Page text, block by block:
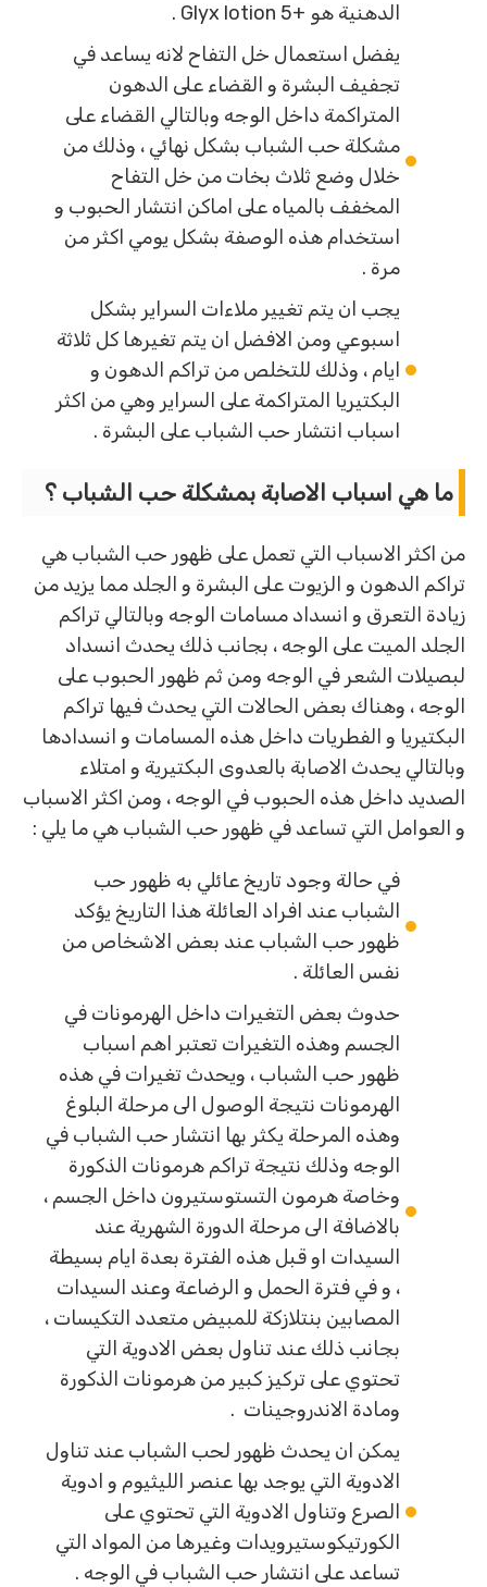
الدهنية هو +Glyx lotion 5 .
يفضل استعمال خل التفاح لانه يساعد في
تجفيف البشرة و القضاء على الدهون
المتراكمة داخل الوجه وبالتالي القضاء على
مشكلة حب الشباب بشكل نهائي ، وذلك من
خلال وضع ثلاث بخات من خل التفاح
المخفف بالمياه على اماكن انتشار الحبوب و
استخدام هذه الوصفة بشكل يومي اكثر من
مرة .
يجب ان يتم تغيير ملاءات السراير بشكل
اسبوعي ومن الافضل ان يتم تغيرها كل ثلاثة
ايام ، وذلك للتخلص من تراكم الدهون و
البكتيريا المتراكمة على السراير وهي من اكثر
اسباب انتشار حب الشباب على البشرة .
ما هي اسباب الاصابة بمشكلة حب الشباب ؟
من اكثر الاسباب التي تعمل على ظهور حب الشباب هي
تراكم الدهون و الزيوت على البشرة و الجلد مما يزيد من
زيادة التعرق و انسداد مسامات الوجه وبالتالي تراكم
الجلد الميت على الوجه ، بجانب ذلك يحدث انسداد
لبصيلات الشعر في الوجه ومن ثم ظهور الحبوب على
الوجه ، وهناك بعض الحالات التي يحدث فيها تراكم
البكتيريا و الفطريات داخل هذه المسامات و انسدادها
وبالتالي يحدث الاصابة بالعدوى البكتيرية و امتلاء
الصديد داخل هذه الحبوب في الوجه ، ومن اكثر الاسباب
و العوامل التي تساعد في ظهور حب الشباب هي ما يلي :
في حالة وجود تاريخ عائلي به ظهور حب
الشباب عند افراد العائلة هذا التاريخ يؤكد
ظهور حب الشباب عند بعض الاشخاص من
نفس العائلة .
حدوث بعض التغيرات داخل الهرمونات في
الجسم وهذه التغيرات تعتبر اهم اسباب
ظهور حب الشباب ، ويحدث تغيرات في هذه
الهرمونات نتيجة الوصول الى مرحلة البلوغ
وهذه المرحلة يكثر بها انتشار حب الشباب في
الوجه وذلك نتيجة تراكم هرمونات الذكورة
وخاصة هرمون التستوستيرون داخل الجسم ،
بالاضافة الى مرحلة الدورة الشهرية عند
السيدات او قبل هذه الفترة بعدة ايام بسيطة
، و في فترة الحمل و الرضاعة وعند السيدات
المصابين بنتلازكة للمبيض متعدد التكيسات ،
بجانب ذلك عند تناول بعض الادوية التي
تحتوي على تركيز كبير من هرمونات الذكورة
ومادة الاندروجينات .
يمكن ان يحدث ظهور لحب الشباب عند تناول
الادوية التي يوجد بها عنصر الليثيوم و ادوية
الصرع وتناول الادوية التي تحتوي على
الكورتيكوستيرويدات وغيرها من المواد التي
تساعد على انتشار حب الشباب في الوجه .